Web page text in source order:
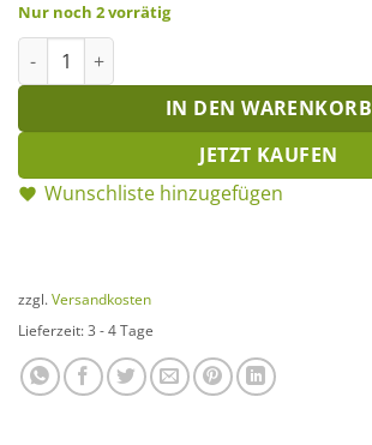
Nur noch 2 vorrätig
Rinden-Hase sitzend 36 cm Menge
IN DEN WARENKORB
JETZT KAUFEN
Wunschliste hinzugefügen
zzgl. Versandkosten
Lieferzeit: 3 - 4 Tage